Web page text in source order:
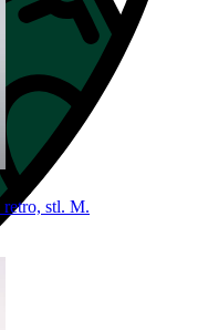
stl. M.